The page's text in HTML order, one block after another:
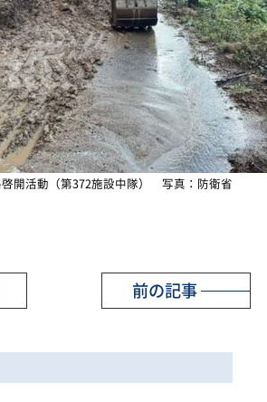
開活動（第372施設中隊） 写真：防衛省
前の記事